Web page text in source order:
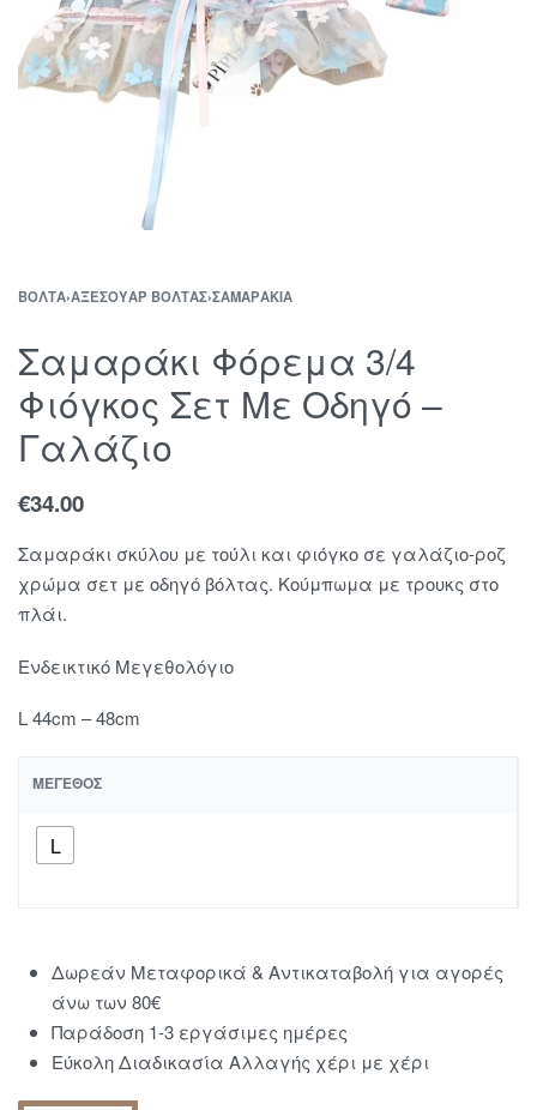
ΒΌΛΤΑ›ΑΞΕΣΟΥΆΡ ΒΌΛΤΑΣ›ΣΑΜΑΡΆΚΙΑ
Σαμαράκι Φόρεμα 3/4
Φιόγκος Σετ Με Οδηγό –
Γαλάζιο
€34.00
Σαμαράκι σκύλου με τούλι και φιόγκο σε γαλάζιο-ροζ
χρώμα σετ με οδηγό βόλτας. Κούμπωμα με τρουκς στο
πλάι.
Ενδεικτικό Μεγεθολόγιο
L 44cm – 48cm
ΜΈΓΕΘΟΣ
L
Δωρεάν Μεταφορικά & Αντικαταβολή για αγορές
άνω των 80€
Παράδοση 1-3 εργάσιμες ημέρες
Εύκολη Διαδικασία Αλλαγής χέρι με χέρι